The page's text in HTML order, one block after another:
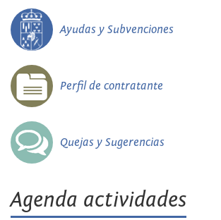
Ayudas y Subvenciones
Perfil de contratante
Quejas y Sugerencias
Agenda actividades